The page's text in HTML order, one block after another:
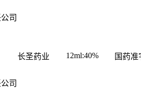
司
司
长圣药业 12ml:40% 国药准